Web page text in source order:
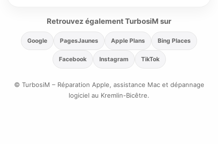
Retrouvez également TurbosiM sur
Google PagesJaunes Apple Plans Bing Places
Facebook Instagram TikTok
© TurbosiM – Réparation Apple, assistance Mac et dépannage
logiciel au Kremlin-Bicêtre.